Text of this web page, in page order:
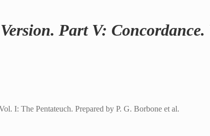
Part V:
I: The Pentateuch. Prepared by P. G. Borbone et al.